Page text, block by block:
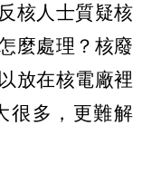
核人士質疑核
麼處理？核廢
放在核電廠裡
很多，更難解